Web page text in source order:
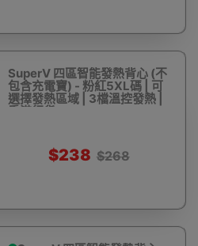
SuperV 四區智能發熱背心 (不
包含充電寶) - 粉紅5XL碼 | 可
選擇發熱區域 | 3檔溫控發熱 |
香港行貨
$238 $268